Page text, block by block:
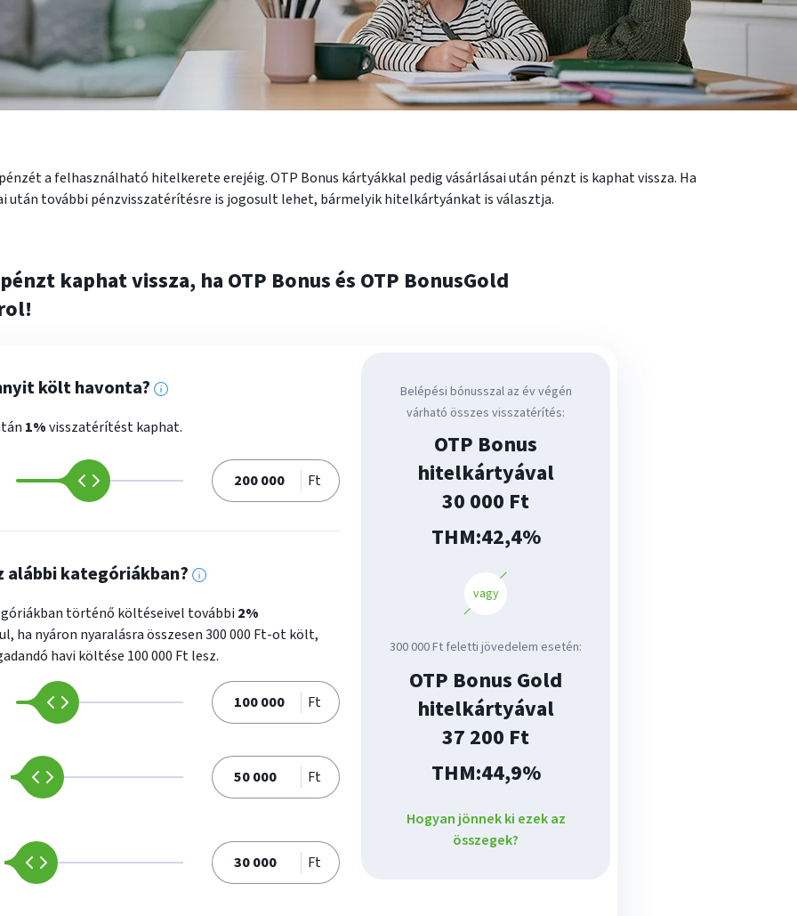
a felhasználható hitelkerete erejéig. OTP Bonus kártyákkal pedig vásárlásai után pénzt is kaphat vissza. Ha
után további pénzvisszatérítésre is jogosult lehet, bármelyik hitelkártyánkat is választja.
kaphat vissza, ha OTP Bonus és OTP BonusGold
költ havonta?
További
információk
1%visszatérítést kaphat.
Ft
kategóriákban?
További
információk
történő költéseivel további 2%
ha nyáron nyaralásra összesen 300 000 Ft-ot költ,
havi költése 100 000 Ft lesz.
Ft
Ft
Ft
Kalkuláció
eredménye
Belépési bónusszal az év végén
várható összes visszatérítés:
OTP Bonus
hitelkártyával
30 000 Ft
THM:42,4%
300 000 Ft feletti jövedelem esetén:
OTP Bonus Gold
hitelkártyával
37 200 Ft
THM:44,9%
Hogyan jönnek ki ezek az
összegek?